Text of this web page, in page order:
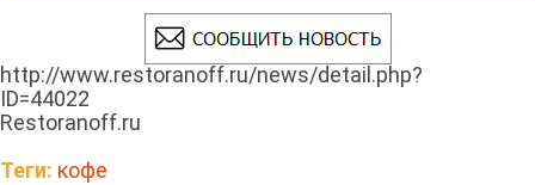
http://www.restoranoff.ru/news/detail.php?
ID=44022
Restoranoff.ru
Теги: кофе